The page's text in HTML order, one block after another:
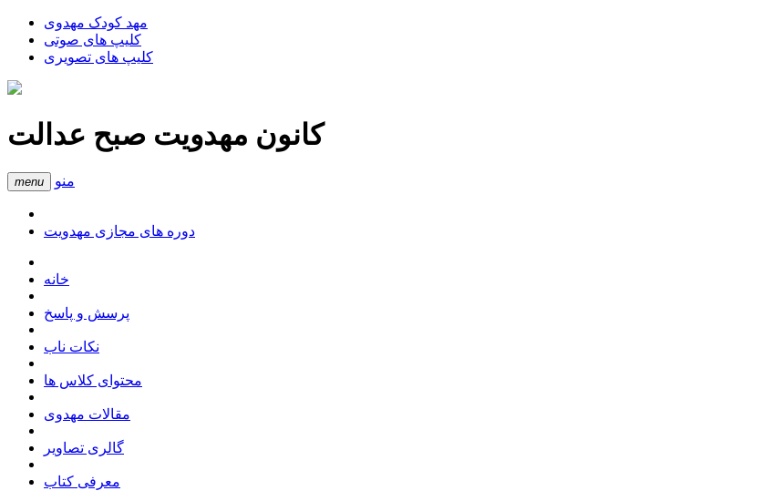
مهد کودک مهدوی
کلیپ های صوتی
کلیپ های تصویری
کانون مهدویت صبح عدالت
menu منو
دوره های مجازی مهدویت
خانه
پرسش و پاسخ
نکات ناب
محتوای کلاس ها
مقالات مهدوی
گالری تصاویر
معرفی کتاب